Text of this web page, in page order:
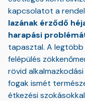
kapcsolatot a
lazának érződő
harapási
tapasztal. A
felépülés
rövid
fogak ismét
étkezési